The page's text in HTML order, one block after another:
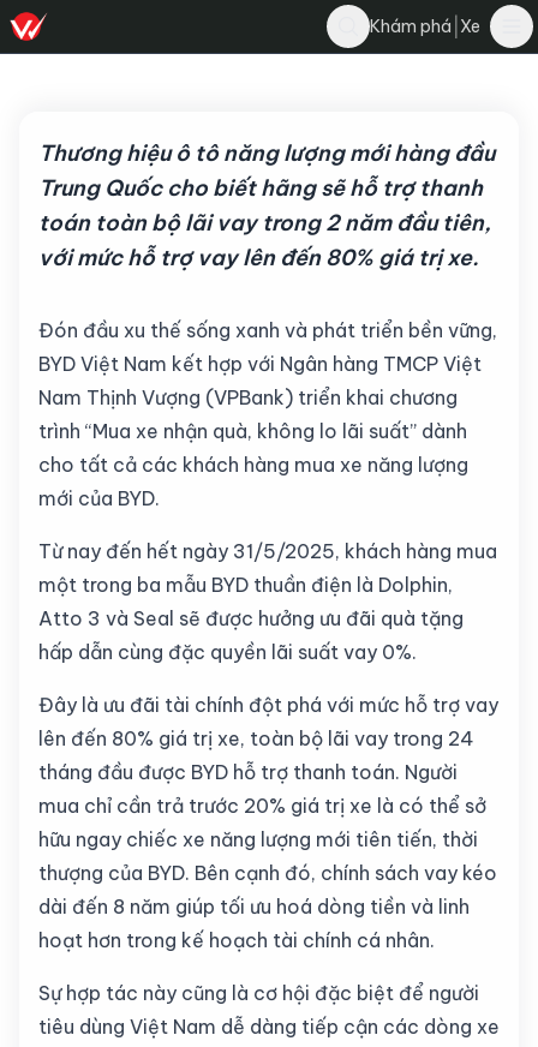
Khám phá Xe
6 tháng 5, 2025·6 phút đọc· 5.4K
Bình luận
Thương hiệu ô tô năng lượng mới hàng đầu
Trung Quốc cho biết hãng sẽ hỗ trợ thanh
toán toàn bộ lãi vay trong 2 năm đầu tiên,
với mức hỗ trợ vay lên đến 80% giá trị xe.
Đón đầu xu thế sống xanh và phát triển bền vững,
BYD Việt Nam kết hợp với Ngân hàng TMCP Việt
Nam Thịnh Vượng (VPBank) triển khai chương
trình “Mua xe nhận quà, không lo lãi suất” dành
cho tất cả các khách hàng mua xe năng lượng
mới của BYD.
Từ nay đến hết ngày 31/5/2025, khách hàng mua
một trong ba mẫu BYD thuần điện là Dolphin,
Atto 3 và Seal sẽ được hưởng ưu đãi quà tặng
hấp dẫn cùng đặc quyền lãi suất vay 0%.
Đây là ưu đãi tài chính đột phá với mức hỗ trợ vay
lên đến 80% giá trị xe, toàn bộ lãi vay trong 24
tháng đầu được BYD hỗ trợ thanh toán. Người
mua chỉ cần trả trước 20% giá trị xe là có thể sở
hữu ngay chiếc xe năng lượng mới tiên tiến, thời
thượng của BYD. Bên cạnh đó, chính sách vay kéo
dài đến 8 năm giúp tối ưu hoá dòng tiền và linh
hoạt hơn trong kế hoạch tài chính cá nhân.
Sự hợp tác này cũng là cơ hội đặc biệt để người
tiêu dùng Việt Nam dễ dàng tiếp cận các dòng xe